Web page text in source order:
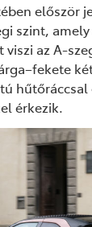
először
szint, amely
viszi az A-
hűtőráccsal
érkezik.